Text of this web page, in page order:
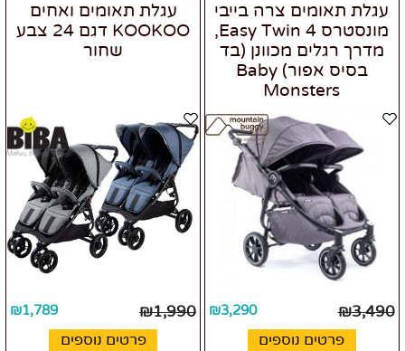
עגלת תאומים צרה בייבי
מונסטרס Easy Twin 4,
מדרך רגלים מכוונן (בד
בסיס אפור) Baby
Monsters
₪3,490
₪3,290
פרטים נוספים
עגלת תאומים ואחים
KOOKOO דגם 24 צבע
שחור
₪1,990
₪1,789
פרטים נוספים